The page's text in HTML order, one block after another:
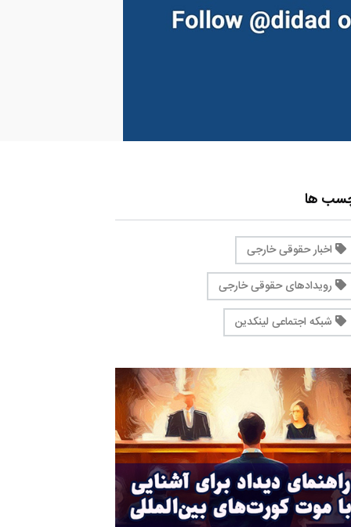
ها
اخبار حقوقی خارجی
رویدادهای حقوقی خارجی
شبکه اجتماعی لینکدین